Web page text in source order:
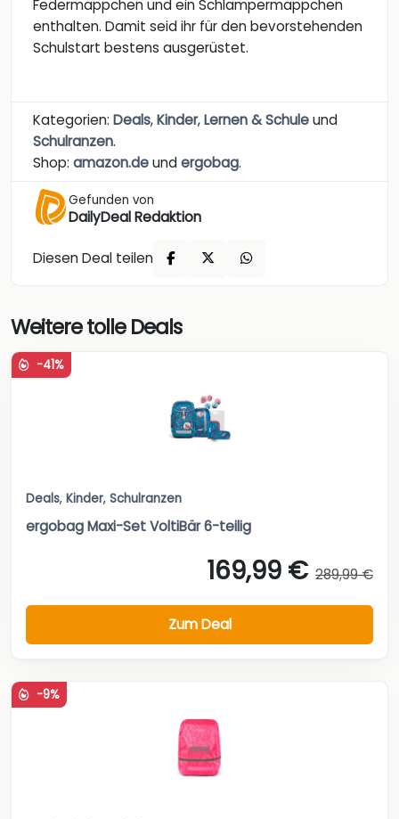
Federmäppchen und ein Schlampermäppchen
enthalten. Damit seid ihr für den bevorstehenden
Schulstart bestens ausgerüstet.
Kategorien: Deals,Kinder,Lernen & Schuleund
Schulranzen.
Shop: amazon.deundergobag.
Gefunden von
DailyDeal Redaktion
Diesen Deal teilen
Weitere tolle Deals
-41%
Deals, Kinder, Schulranzen
ergobag Maxi-Set VoltiBär 6-teilig
169,99 € 289,99 €
Zum Deal
-9%